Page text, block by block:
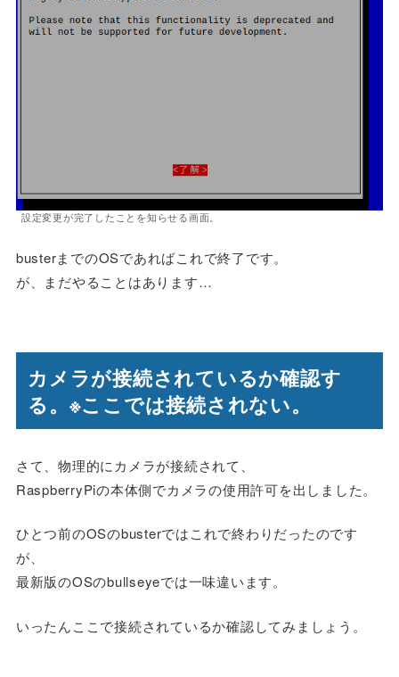
設定変更が完了したことを知らせる画面。
busterまでのOSであればこれで終了です。
が、まだやることはあります…
カメラが接続されているか確認す
る。※ここでは接続されない。
さて、物理的にカメラが接続されて、
RaspberryPiの本体側でカメラの使用許可を出しました。
ひとつ前のOSのbusterではこれで終わりだったのです
が、
最新版のOSのbullseyeでは一味違います。
いったんここで接続されているか確認してみましょう。